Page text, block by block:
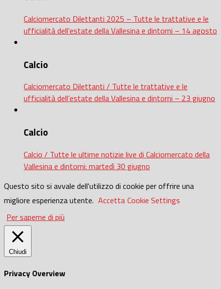
Calciomercato Dilettanti 2025 – Tutte le trattative e le
ufficialità dell’estate della Vallesina e dintorni – 14 agosto
Calcio
Calciomercato Dilettanti / Tutte le trattative e le
ufficialità dell’estate della Vallesina e dintorni – 23 giugno
Calcio
Calcio / Tutte le ultime notizie live di Calciomercato della
Vallesina e dintorni: martedì 30 giugno
Questo sito si avvale dell'utilizzo di cookie per offrire una
migliore esperienza utente. Accetta Cookie Settings
Per saperne di più
Chiudi
Privacy Overview